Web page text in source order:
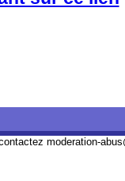
moderation-